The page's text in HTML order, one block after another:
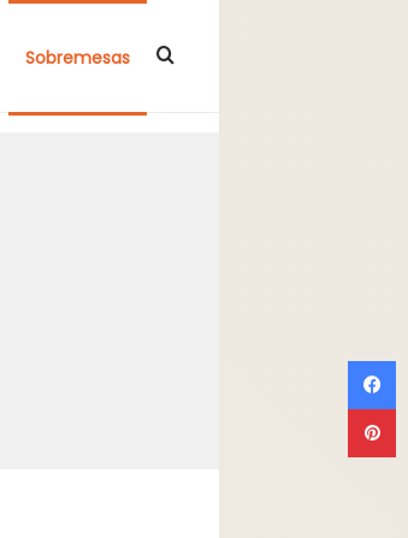
Sobremesas Procurar por